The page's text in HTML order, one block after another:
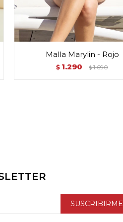
Malla Marylin - Rojo
$ 1.290 $ 1.690
SUSCRIBIRME